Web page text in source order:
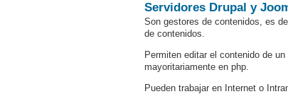
Servidores Drupal y
Son gestores de contenidos, es
de contenidos.
Permiten editar el contenido de
mayoritariamente en php.
Pueden trabajar en Internet o